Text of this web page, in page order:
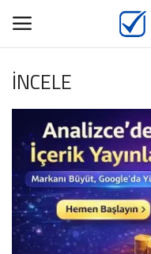
GİRİŞ
Ana Sayfa
ANALİZCE
BİYOGRAFİ
İNCELE